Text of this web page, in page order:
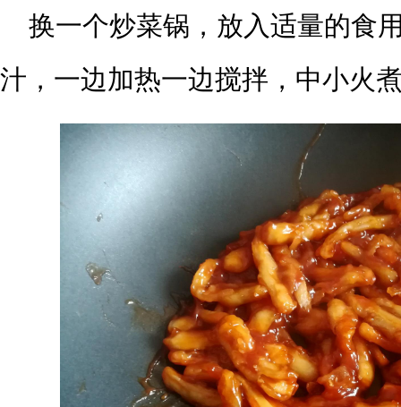
换一个炒菜锅，放入适量的食
汁，一边加热一边搅拌，中小火